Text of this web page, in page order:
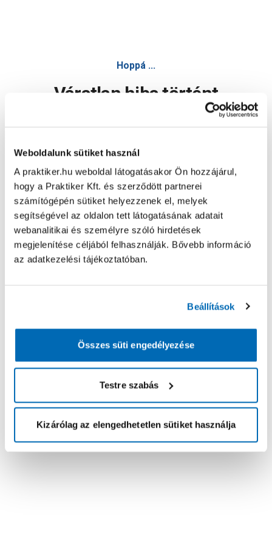
Weboldalunk sütiket használ
A praktiker.hu weboldal látogatásakor Ön hozzájárul,
hogy a Praktiker Kft. és szerződött partnerei
számítógépén sütiket helyezzenek el, melyek
segítségével az oldalon tett látogatásának adatait
webanalitikai és személyre szóló hirdetések
megjelenítése céljából felhasználják. Bővebb információ
az adatkezelési tájékoztatóban.
Beállítások
Összes süti engedélyezése
Testre szabás
Kizárólag az elengedhetetlen sütiket használja
Hoppá ...
Váratlan hiba történt
Oldal újratöltése